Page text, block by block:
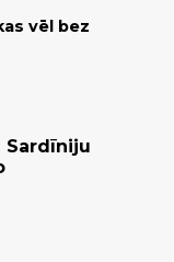
vēl bez
Sardīniju